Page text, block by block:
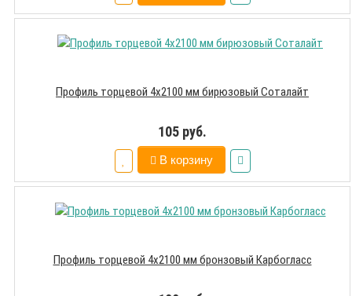
Профиль торцевой 4х2100 мм бирюзовый Соталайт
105 руб.
В корзину
Профиль торцевой 4х2100 мм бронзовый Карбогласс